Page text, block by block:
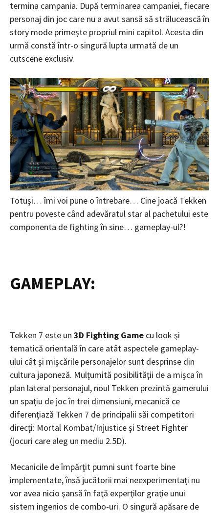
termina campania. După terminarea campaniei, fiecare
personaj din joc care nu a avut sansă să strălucească în
story mode primeşte propriul mini capitol. Acesta din
urmă constă într-o singură lupta urmată de un
cutscene exclusiv.
Totuşi… îmi voi pune o întrebare… Cine joacă Tekken
pentru poveste când adevăratul star al pachetului este
componenta de fighting în sine… gameplay-ul?!
GAMEPLAY:
Tekken 7 este un 3D Fighting Game cu look şi
tematică orientală în care atât aspectele gameplay-
ului cât şi mişcările personajelor sunt desprinse din
cultura japoneză. Mulțumită posibilităţii de a mişca în
plan lateral personajul, noul Tekken prezintă gamerului
un spaţiu de joc în trei dimensiuni, mecanică ce
diferenţiază Tekken 7 de principalii săi competitori
direcţi: Mortal Kombat/Injustice şi Street Fighter
(jocuri care aleg un mediu 2.5D).
Mecanicile de împărţit pumni sunt foarte bine
implementate, însă jucătorii mai neexperimentaţi nu
vor avea nicio şansă în faţă experţilor graţie unui
sistem ingenios de combo-uri. O singură apăsare de